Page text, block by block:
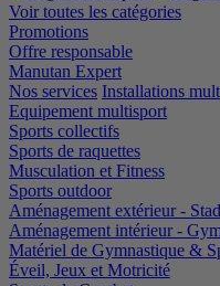
Voir toutes les catégories
Promotions
Offre responsable
Manutan Expert
Nos services Installations
Equipement multisport
Sports collectifs
Sports de raquettes
Musculation et Fitness
Sports outdoor
Aménagement extérieur -
Aménagement intérieur -
Matériel de Gymnastique &
Éveil, Jeux et Motricité